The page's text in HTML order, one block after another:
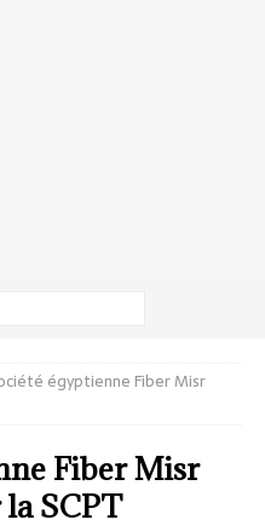
égyptienne Fiber Misr
Fiber Misr
SCPT